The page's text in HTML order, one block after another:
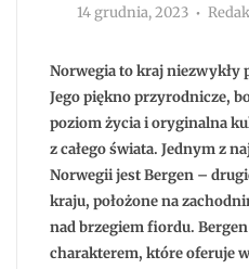
14 grudnia, 2023 Autor
Norwegia to kraj niezwykły
Jego piękno przyrodnicze,
poziom życia i oryginalna
z całego świata. Jednym z
Norwegii jest Bergen –
kraju, położone na
nad brzegiem fiordu.
charakterem, które oferuje